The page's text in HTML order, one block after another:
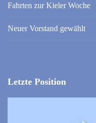
Fahrten zur Kieler Woche
Neuer Vorstand gewählt
Letzte Position